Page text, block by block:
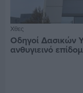
Χθες
Οδηγοί Δασικών
ανθυγιεινό